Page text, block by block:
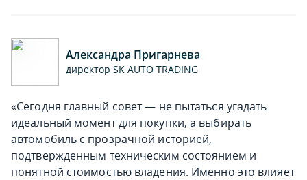
Александра Пригарнева
директор SK AUTO TRADING
«Cегодня главный совет — не пытаться угадать
идеальный момент для покупки, а выбирать
автомобиль с прозрачной историей,
подтвержденным техническим состоянием и
понятной стоимостью владения. Именно это влияет